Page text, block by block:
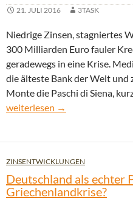
21. JULI 2016 3TASK
Niedrige Zinsen, stagniertes
300 Milliarden Euro fauler
geradewegs in eine Krise.
die älteste Bank der Welt
Monte die Paschi di Siena,
Bankenkrise in Italien: Was
weiterlesen →
ZINSENTWICKLUNGEN
Deutschland als echter
Griechenlandkrise?